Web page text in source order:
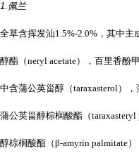
1.佩兰
全草含挥发汕1.5%-2.0%，其中主
醇酯（neryl acetate），百里香酚
中含蒲公英甾醇（taraxasterol），
蒲公英甾醇棕榈酸酯（
醇棕榈酸酯（β-amyrin palmitate